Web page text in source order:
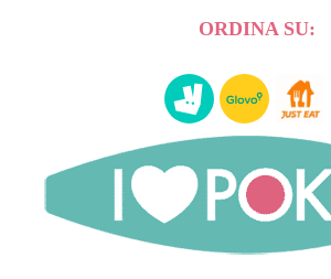
ORDINA SU: